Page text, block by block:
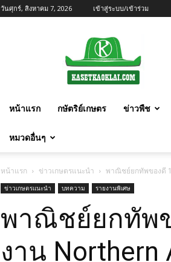
วันศุกร์, สิงหาคม 7, 2026 เข้าสู่ระบบ/เข้าร่วม
หน้าแรก กษัตริย์เกษตร ข่าวพืช
หมวดอื่นๆ
หน้าแรก ข่าวเกษตรแนะนำ พาณิชย์ยกทัพของดี
ข่าวเกษตรแนะนำ บทความ รายงานพิเศษ
พาณิชย์ยกทัพข
งาน Northern